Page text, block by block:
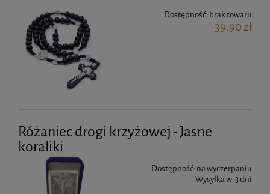
Dostępność: brak towaru
39,90 zł
Różaniec drogi krzyżowej - Jasne
koraliki
Dostępność: na wyczerpaniu
Wysyłka w:3 dni